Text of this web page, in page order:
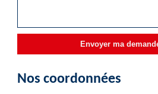
Nos coordonnées